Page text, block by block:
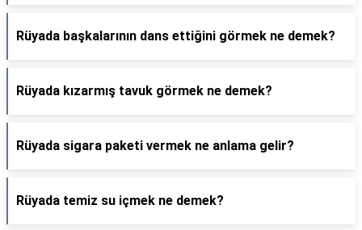
Rüyada başkalarının dans ettiğini görmek ne demek?
Rüyada kızarmış tavuk görmek ne demek?
Rüyada sigara paketi vermek ne anlama gelir?
Rüyada temiz su içmek ne demek?